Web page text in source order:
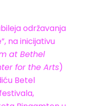
održavanja
na inicijativu
at Bethel
for the Arts)
Betel